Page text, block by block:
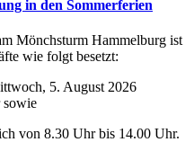
in den Sommerferien
Mönchsturm Hammelburg ist
wie folgt besetzt:
5. August 2026
sowie
von 8.30 Uhr bis 14.00 Uhr.